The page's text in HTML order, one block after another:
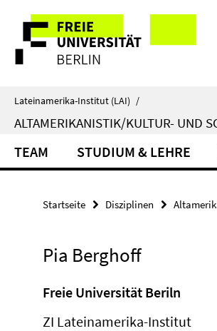
direkt
Inhalt
Service-
Navigation
Lateinamerika-Institut (LAI) /
ALTAMERIKANISTIK/KULTUR- UND
TEAM STUDIUM & LEHRE
Startseite Disziplinen
Pia Berghoff
Freie Universität Beriln
ZI Lateinamerika-Institut